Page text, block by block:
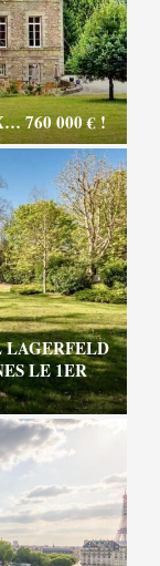
760 000 € !
LAGERFELD
LE 1ER